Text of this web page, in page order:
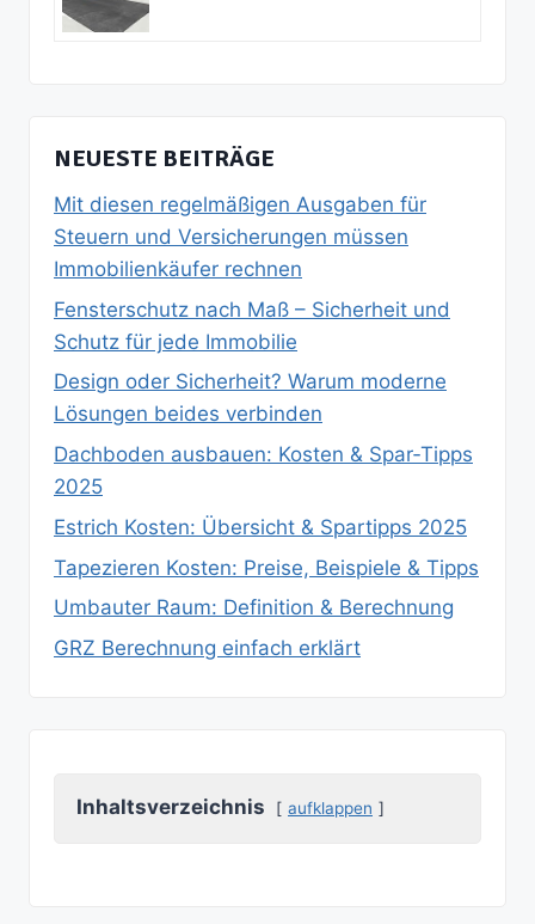
NEUESTE BEITRÄGE
Mit diesen regelmäßigen Ausgaben für
Steuern und Versicherungen müssen
Immobilienkäufer rechnen
Fensterschutz nach Maß – Sicherheit und
Schutz für jede Immobilie
Design oder Sicherheit? Warum moderne
Lösungen beides verbinden
Dachboden ausbauen: Kosten & Spar‑Tipps
2025
Estrich Kosten: Übersicht & Spartipps 2025
Tapezieren Kosten: Preise, Beispiele & Tipps
Umbauter Raum: Definition & Berechnung
GRZ Berechnung einfach erklärt
Inhaltsverzeichnis aufklappen